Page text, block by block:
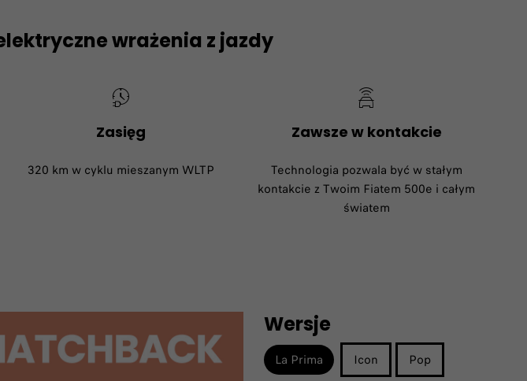
wrażenia z jazdy
Zasięg
320 km w cyklu mieszanym WLTP​
Zawsze w kontakcie
Technologia pozwala być w stałym
kontakcie z Twoim Fiatem 500e i całym
światem
Wersje
La Prima Icon Pop